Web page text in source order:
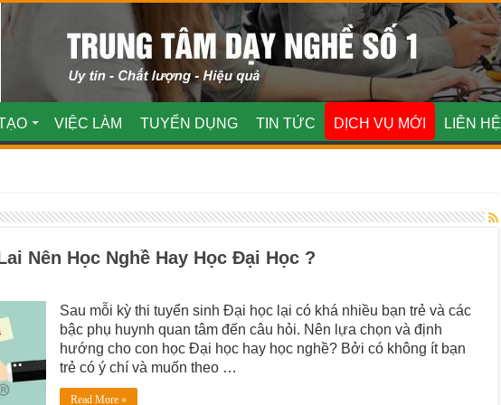
VIỆC LÀM TUYỂN DỤNG TIN TỨC DỊCH VỤ MỚI LIÊN HỆ
Nên Học Nghề Hay Học Đại Học ?
Sau mỗi kỳ thi tuyển sinh Đại học lại có khá nhiều bạn trẻ và các
bậc phụ huynh quan tâm đến câu hỏi. Nên lựa chọn và định
hướng cho con học Đại học hay học nghề? Bởi có không ít bạn
trẻ có ý chí và muốn theo …
Read More »